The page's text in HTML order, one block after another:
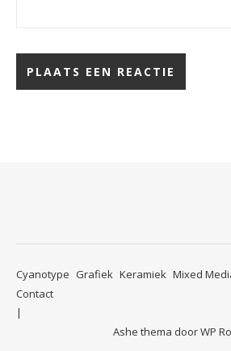
Cyanotype Grafiek Keramiek Mixed
Contact
Ashe thema doorWP